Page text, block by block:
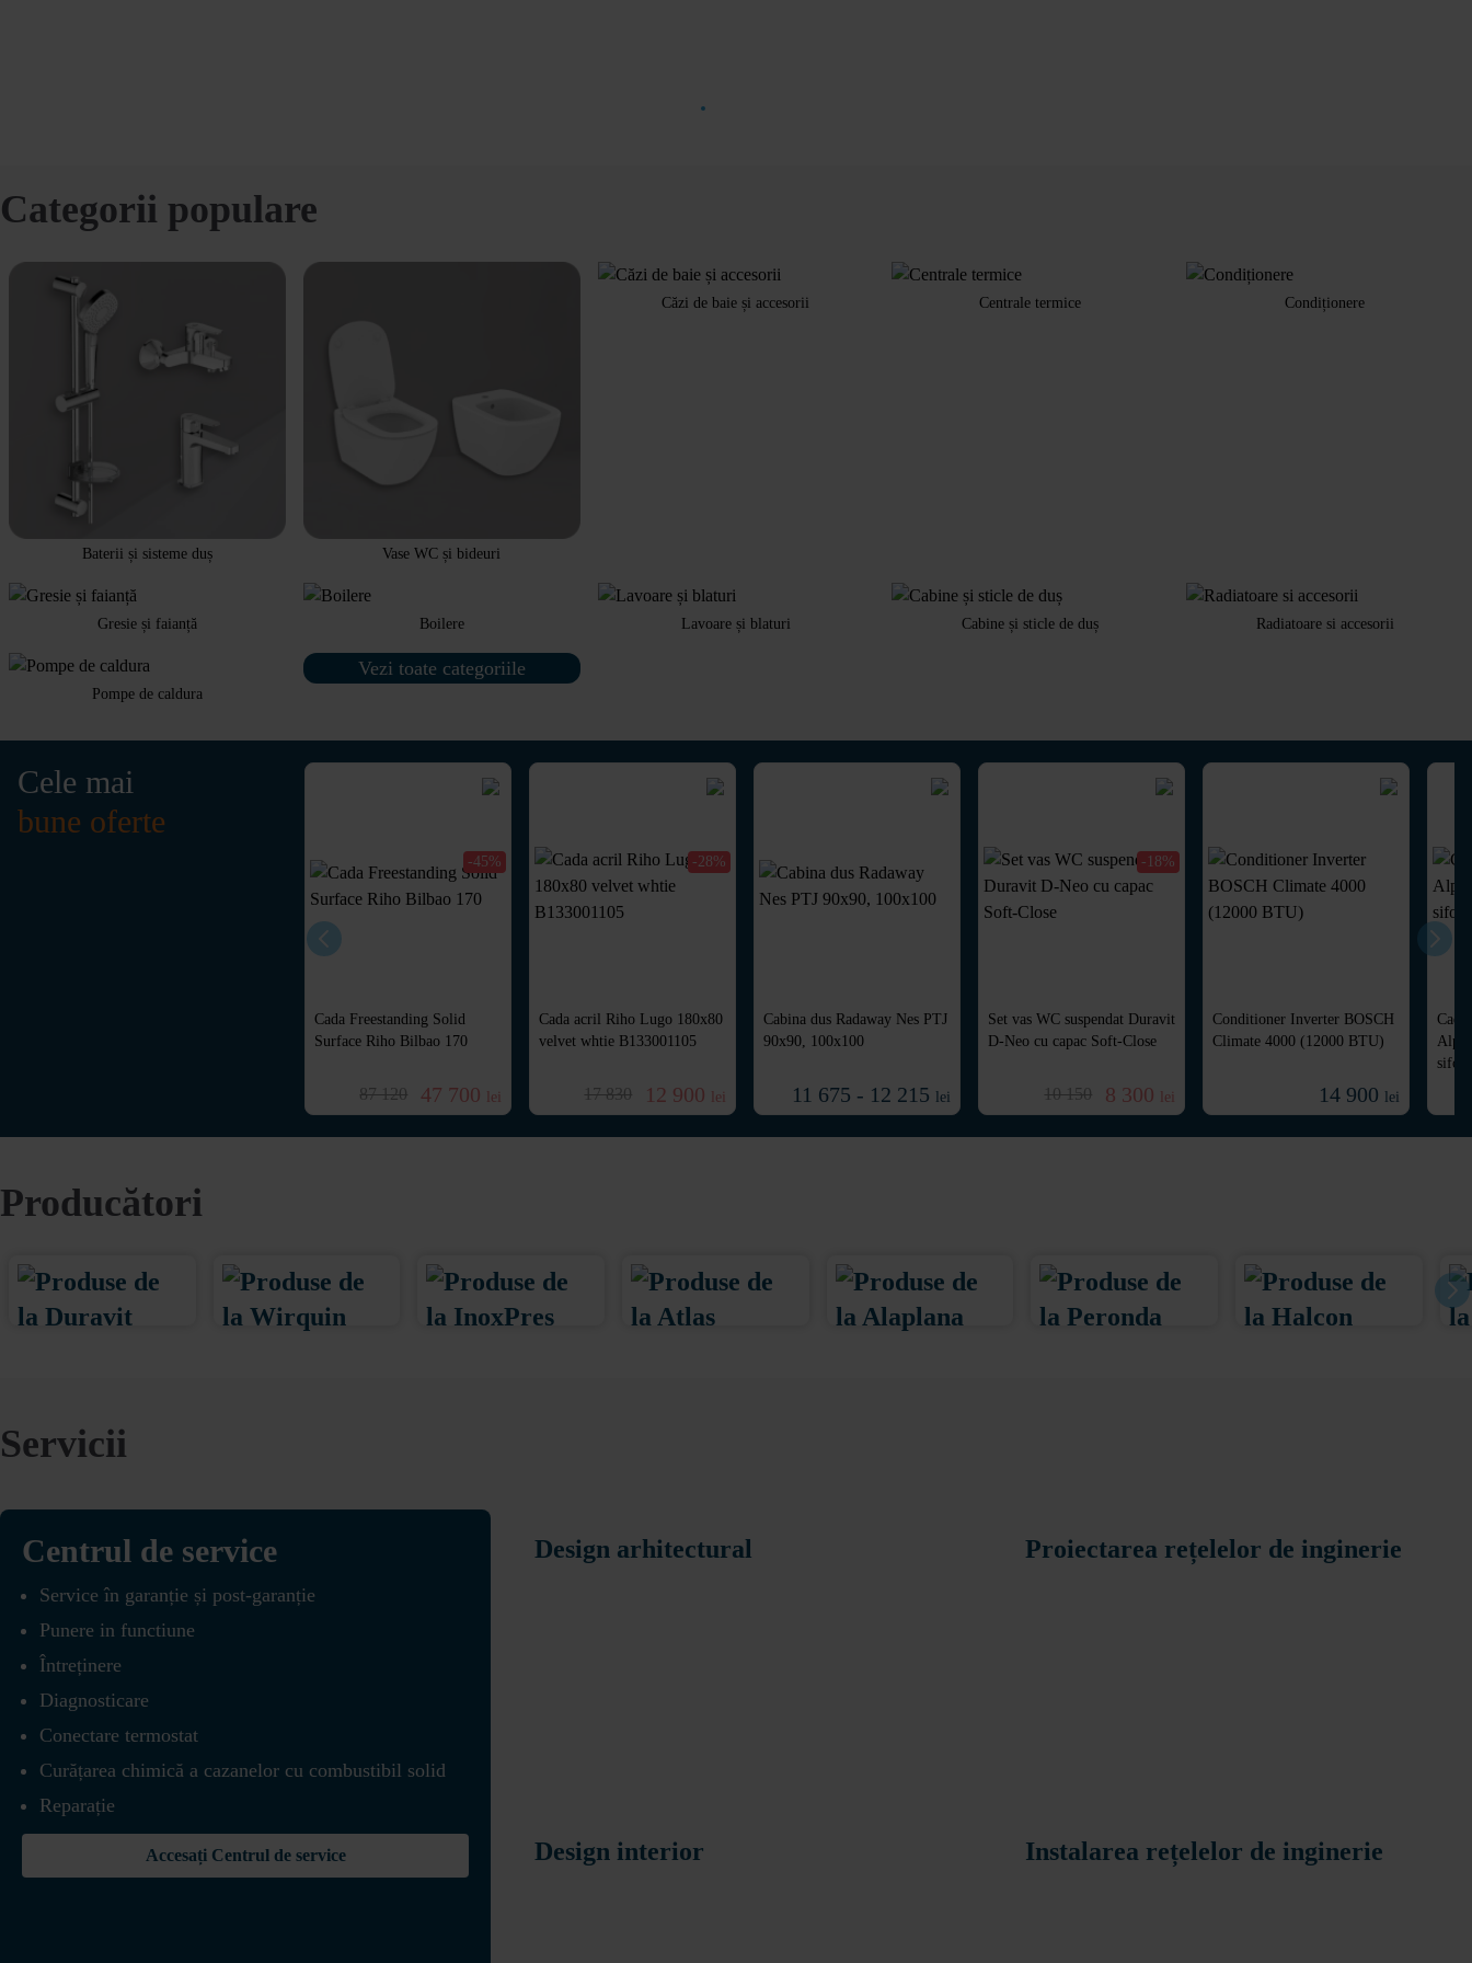
Categorii populare
Baterii și sisteme duș Vase WC și bideuri
Căzi de baie și accesorii Centrale termice Condiționere
Gresie și faianță Boilere Lavoare și blaturi Cabine și sticle de duș Radiatoare si accesorii
Pompe de caldura
Vezi toate categoriile
Cele mai
bune oferte
-45%
Cada Freestanding Solid
Surface Riho Bilbao 170
87 120 47 700 lei
-28%
Cada acril Riho Lugo 180x80
velvet whtie B133001105
17 830 12 900 lei
Cabina dus Radaway Nes PTJ
90x90, 100x100
11 675 - 12 215 lei
-18%
Set vas WC suspendat Duravit
D-Neo cu capac Soft-Close
10 150 8 300 lei
Conditioner Inverter BOSCH
Climate 4000 (12000 BTU)
14 900 lei
Producători
Servicii
Centrul de service
Service în garanție și post-garanție
Punere in functiune
Întreținere
Diagnosticare
Conectare termostat
Curățarea chimică a cazanelor cu combustibil solid
Reparație
Accesați Centrul de service
Design arhitectural Proiectarea rețelelor de inginerie
Design interior Instalarea rețelelor de inginerie